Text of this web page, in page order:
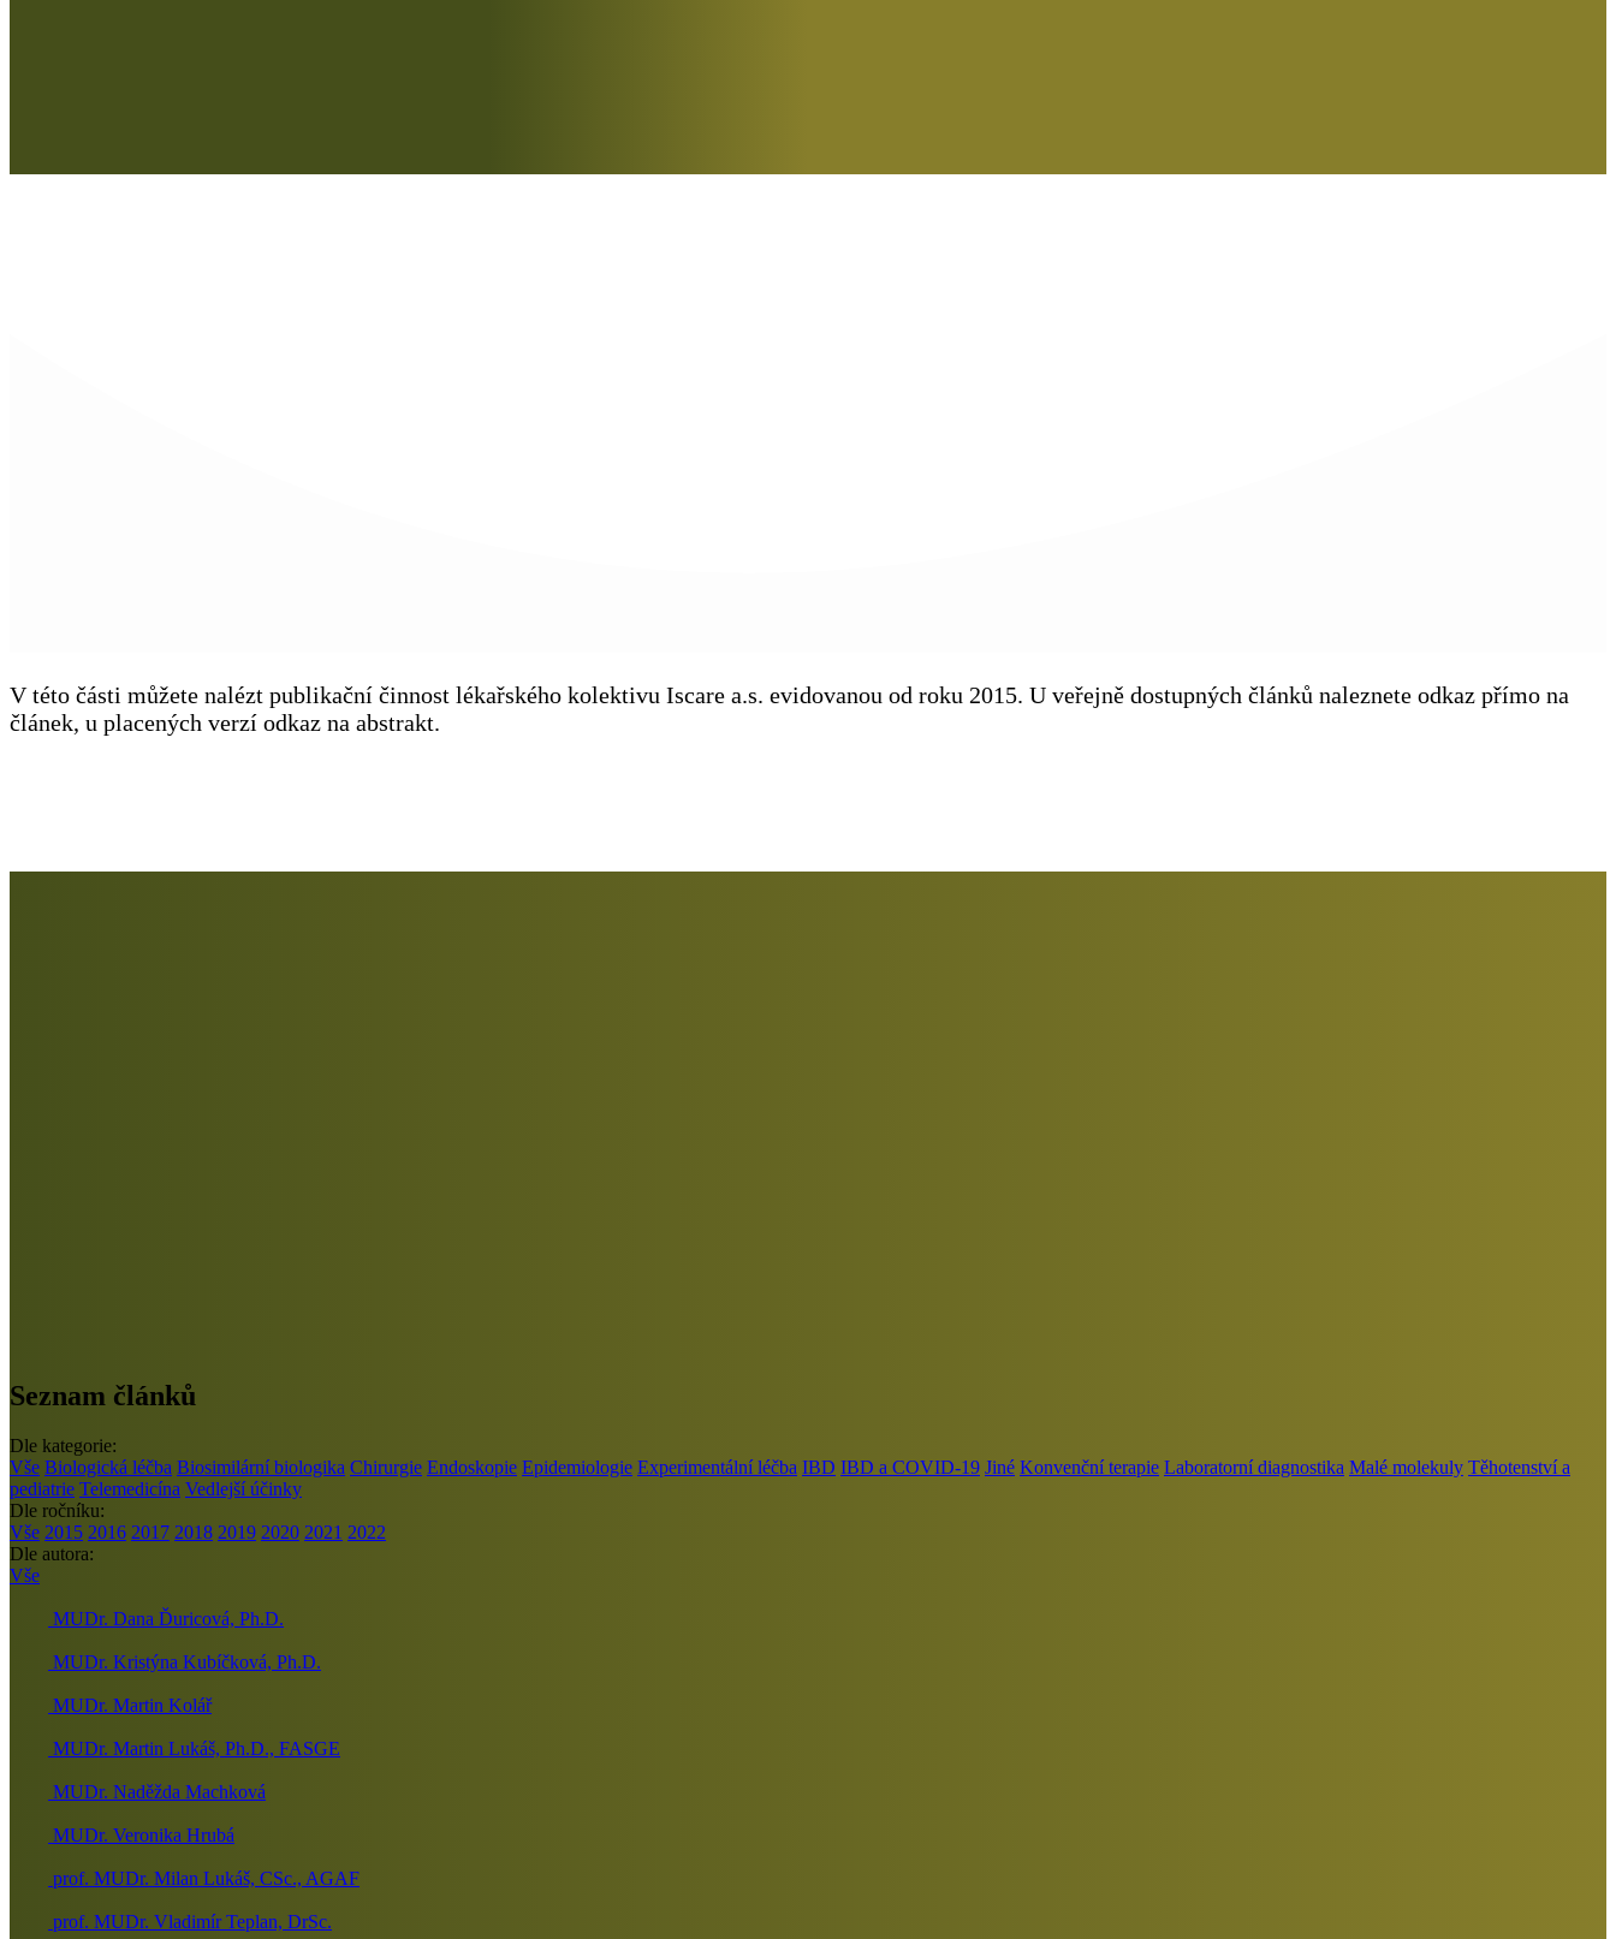
V této části můžete nalézt publikační činnost lékařského kolektivu Iscare a.s. evidovanou od roku 2015. U veřejně dostupných článků naleznete odkaz přímo na
článek, u placených verzí odkaz na abstrakt.
Seznam článků
Dle kategorie:
Vše Biologická léčba Biosimilární biologika Chirurgie Endoskopie Epidemiologie Experimentální léčba IBD IBD a COVID-19 Jiné Konvenční terapie Laboratorní diagnostika Malé molekuly Těhotenství a
pediatrie Telemedicína Vedlejší účinky
Dle ročníku:
Vše 2015 2016 2017 2018 2019 2020 2021 2022
Dle autora:
Vše
MUDr. Dana Ďuricová, Ph.D.
MUDr. Kristýna Kubíčková, Ph.D.
MUDr. Martin Kolář
MUDr. Martin Lukáš, Ph.D., FASGE
MUDr. Naděžda Machková
MUDr. Veronika Hrubá
prof. MUDr. Milan Lukáš, CSc., AGAF
prof. MUDr. Vladimír Teplan, DrSc.